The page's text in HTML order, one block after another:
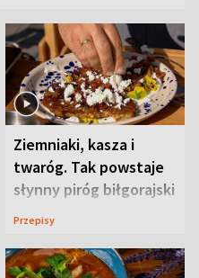
Ziemniaki, kasza i
twaróg. Tak powstaje
słynny piróg biłgorajski
Przepisy